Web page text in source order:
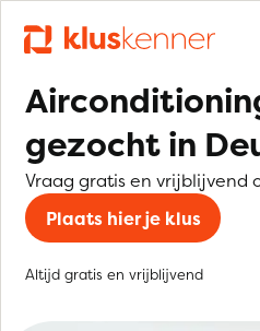
gezocht in
Vraag gratis en vrijblijvend
Plaats hier je klus
Altijd gratis en vrijblijvend